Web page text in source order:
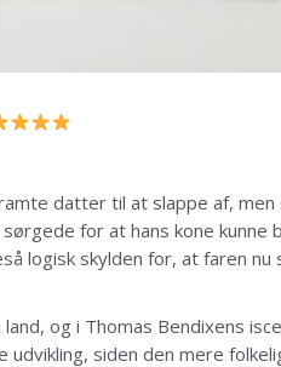
datter til at slappe af,
for at hans kone kunne
logisk skylden for, at faren
og i Thomas Bendixens
siden den mere